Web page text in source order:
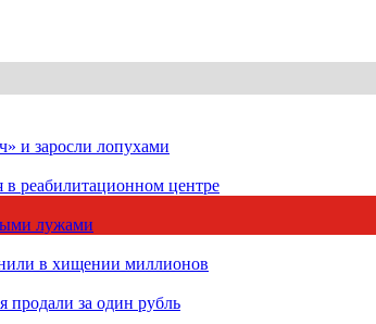
и заросли лопухами
реабилитационном центре
лужами
в хищении миллионов
продали за один рубль